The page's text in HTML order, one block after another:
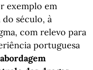
exemplo em
do século, à
com relevo para
portuguesa